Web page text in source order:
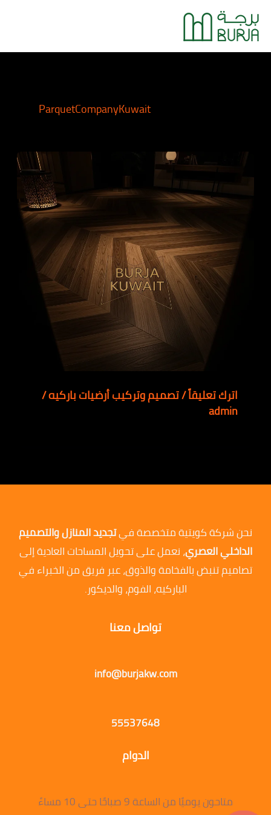
تخطي
إلى
المحتوى
ParquetCompanyKuwait
اترك تعليقاً/تصميم وتركيب أرضيات باركيه/
admin
نحن شركة كويتية متخصصة فيتجديد المنازل والتصميم
الداخلي العصري، نعمل على تحويل المساحات العادية إلى
تصاميم تنبض بالفخامة والذوق، عبر فريق من الخبراء في
الباركيه، الفوم، والديكور.
تواصل معنا
info@burjakw.com
55537648
الدوام
متاحون يوميًا من الساعة 9 صباحًا حتى 10 مساءً